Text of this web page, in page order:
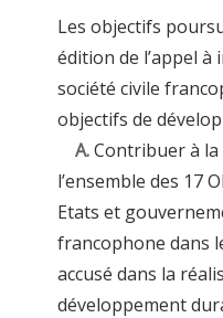
Les objectifs
édition de l’appel
société civile
objectifs de
A.Contribuer à la
l’ensemble des 17
Etats et
francophone dans
accusé dans la
développement